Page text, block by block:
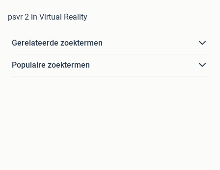
psvr 2 in Virtual Reality
Gerelateerde zoektermen
Populaire zoektermen